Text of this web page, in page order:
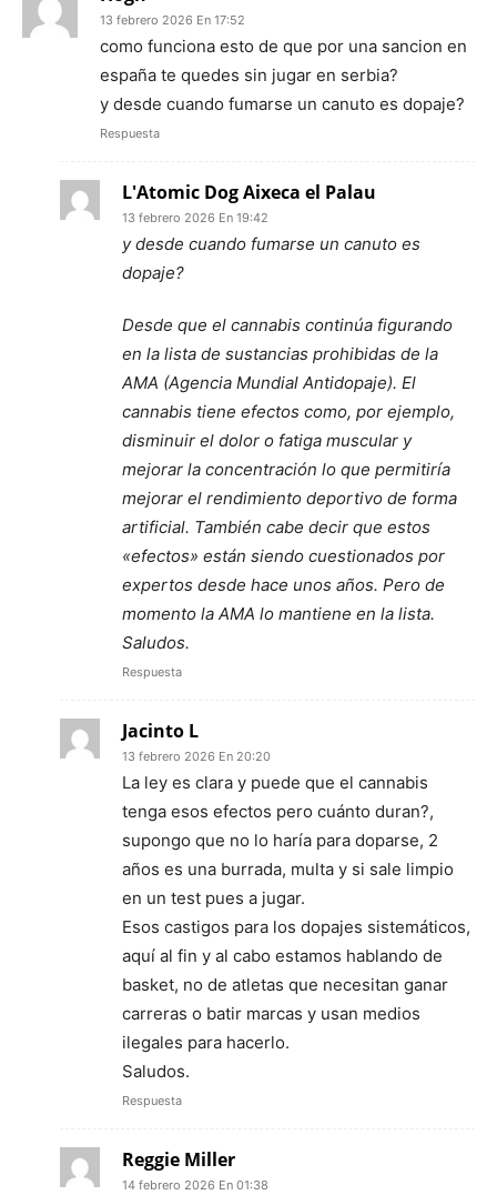
13 febrero 2026 En 17:52
como funciona esto de que por una sancion en
españa te quedes sin jugar en serbia?
y desde cuando fumarse un canuto es dopaje?
Respuesta
L'Atomic Dog Aixeca el Palau
13 febrero 2026 En 19:42
y desde cuando fumarse un canuto es
dopaje?
Desde que el cannabis continúa figurando
en la lista de sustancias prohibidas de la
AMA (Agencia Mundial Antidopaje). El
cannabis tiene efectos como, por ejemplo,
disminuir el dolor o fatiga muscular y
mejorar la concentración lo que permitiría
mejorar el rendimiento deportivo de forma
artificial. También cabe decir que estos
«efectos» están siendo cuestionados por
expertos desde hace unos años. Pero de
momento la AMA lo mantiene en la lista.
Saludos.
Respuesta
Jacinto L
13 febrero 2026 En 20:20
La ley es clara y puede que el cannabis
tenga esos efectos pero cuánto duran?,
supongo que no lo haría para doparse, 2
años es una burrada, multa y si sale limpio
en un test pues a jugar.
Esos castigos para los dopajes sistemáticos,
aquí al fin y al cabo estamos hablando de
basket, no de atletas que necesitan ganar
carreras o batir marcas y usan medios
ilegales para hacerlo.
Saludos.
Respuesta
Reggie Miller
14 febrero 2026 En 01:38